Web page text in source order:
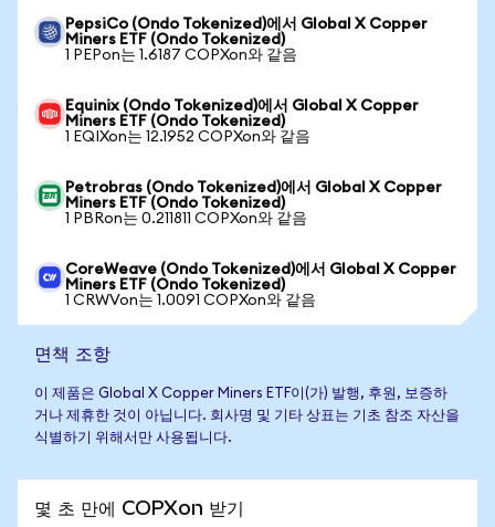
PepsiCo (Ondo Tokenized)에서 Global X Copper
Miners ETF (Ondo Tokenized)
1 PEPon는 1.6187 COPXon와 같음
Equinix (Ondo Tokenized)에서 Global X Copper
Miners ETF (Ondo Tokenized)
1 EQIXon는 12.1952 COPXon와 같음
Petrobras (Ondo Tokenized)에서 Global X Copper
Miners ETF (Ondo Tokenized)
1 PBRon는 0.211811 COPXon와 같음
CoreWeave (Ondo Tokenized)에서 Global X Copper
Miners ETF (Ondo Tokenized)
1 CRWVon는 1.0091 COPXon와 같음
면책 조항
이 제품은 Global X Copper Miners ETF이(가) 발행, 후원, 보증하
거나 제휴한 것이 아닙니다. 회사명 및 기타 상표는 기초 참조 자산을
식별하기 위해서만 사용됩니다.
몇 초 만에 COPXon 받기